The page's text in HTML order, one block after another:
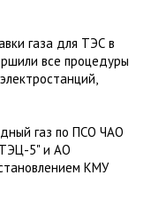
газа для ТЭС в
все процедуры
газ по ПСО ЧАО
ТЭЦ-5" и АО
КМУ